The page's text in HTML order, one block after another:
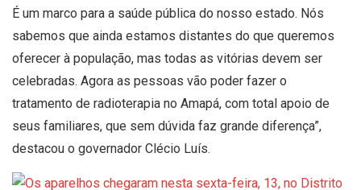
É um marco para a saúde pública do nosso estado. Nós
sabemos que ainda estamos distantes do que queremos
oferecer à população, mas todas as vitórias devem ser
celebradas. Agora as pessoas vão poder fazer o
tratamento de radioterapia no Amapá, com total apoio de
seus familiares, que sem dúvida faz grande diferença”,
destacou o governador Clécio Luís.